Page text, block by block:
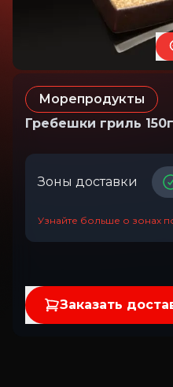
Морепродукты
Гребешки гриль 150г
Зоны доставки
Узнайте больше о зонах
Заказать